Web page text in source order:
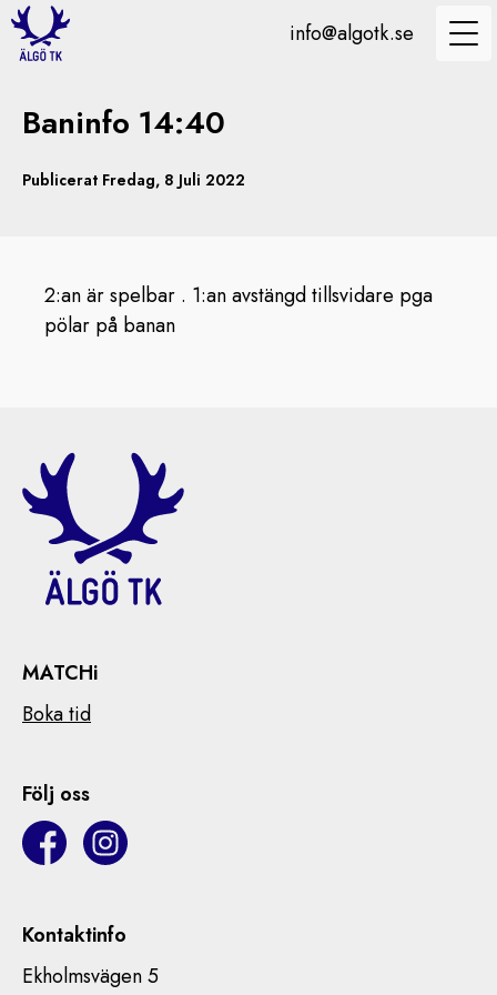
info@algotk.se
Baninfo 14:40
Publicerat Fredag, 8 Juli 2022
2:an är spelbar . 1:an avstängd tillsvidare pga
pölar på banan
MATCHi
Boka tid
Följ oss
Kontaktinfo
Ekholmsvägen 5